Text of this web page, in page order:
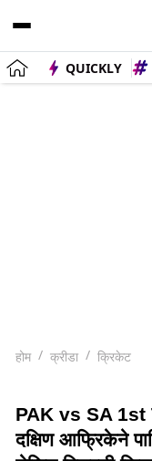
QUICKLY
होम क्रीडा क्रिकेट
PAK vs SA
दक्षिण आफ्रिकेने